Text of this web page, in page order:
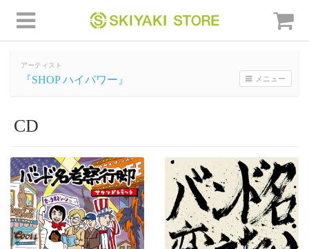
アーティスト
『SHOP ハイパワー』 メニュー
CD